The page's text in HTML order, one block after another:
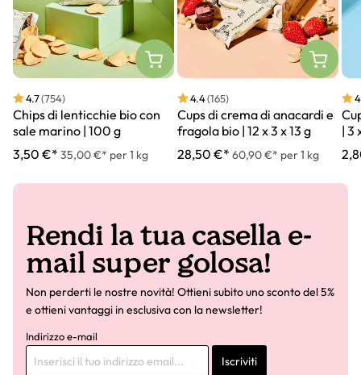
4.7(754)
Chips di lenticchie bio con
sale marino | 100 g
3,50 €* 35,00 €* per 1 kg
4.4(165)
Cups di crema di anacardi e
fragola bio | 12 x 3 x 13 g
28,50 €* 60,90 €* per 1 kg
| 3
Rendi la tua casella e-
mail super golosa!
Non perderti le nostre novità! Ottieni subito uno sconto del 5%
e ottieni vantaggi in esclusiva con la newsletter!
Indirizzo e-mail
Iscriviti